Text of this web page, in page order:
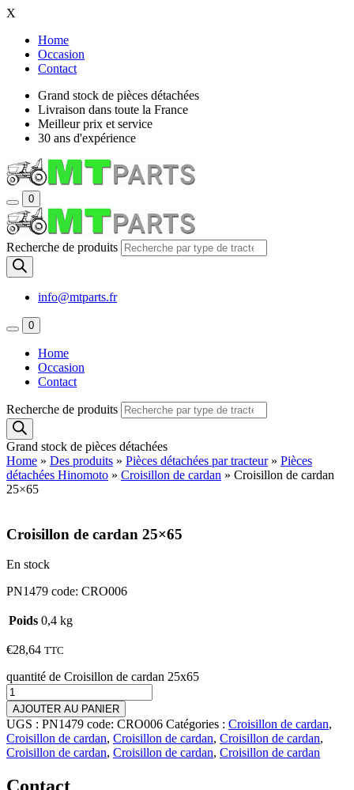
X
Home
Occasion
Contact
Grand stock de pièces détachées
Livraison dans toute la France
Meilleur prix et service
30 ans d'expérience
0
Recherche de produits
info@mtparts.fr
0
Home
Occasion
Contact
Recherche de produits
Grand stock de pièces détachées
Home » Des produits » Pièces détachées par tracteur» Pièces
détachées Hinomoto » Croisillon de cardan » Croisillon de cardan
25×65
Croisillon de cardan 25×65
En stock
PN1479 code: CRO006
Poids 0,4 kg
€28,64 TTC
quantité de Croisillon de cardan 25x65
AJOUTER AU PANIER
UGS : PN1479 code: CRO006 Catégories : Croisillon de cardan,
Croisillon de cardan, Croisillon de cardan, Croisillon de cardan,
Croisillon de cardan, Croisillon de cardan, Croisillon de cardan